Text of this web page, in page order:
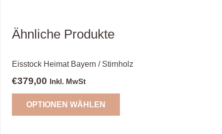
Ähnliche Produkte
Eisstock Heimat Bayern / Stirnholz
€379,00 Inkl. MwSt
OPTIONEN WÄHLEN